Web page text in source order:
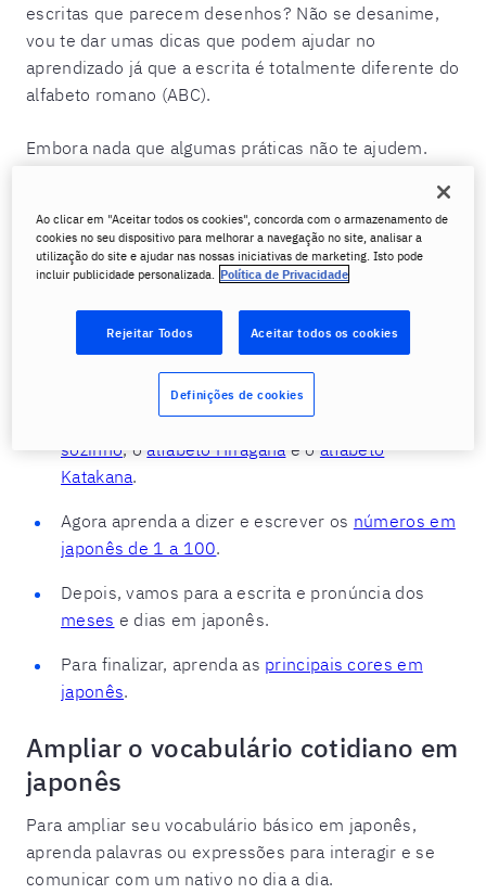
escritas que parecem desenhos? Não se desanime,
vou te dar umas dicas que podem ajudar no
aprendizado já que a escrita é totalmente diferente do
alfabeto romano (ABC).
Embora nada que algumas práticas não te ajudem.
hiragana’ ’ (primeira escrita para treinar, usada para
escrever palavras japonesas), ‘’katakana’’ (a segunda
a aprender, é usada para escrever palavras
estrangeiras como ‘’karê’’) e ‘’kanji’’ (última ser
aprendida para encurtar as palavras escritas em
Comece aprendendo oalfabeto em japonês
sozinho, oalfabeto Hiragana e o alfabeto
Katakana.
Agora aprenda a dizer e escrever os números em
japonês de 1 a 100.
Depois, vamos para a escrita e pronúncia dos
meses e dias em japonês.
Para finalizar, aprenda as principais cores em
japonês.
Ampliar o vocabulário cotidiano em
japonês
Para ampliar seu vocabulário básico em japonês,
aprenda palavras ou expressões para interagir e se
comunicar com um nativo no dia a dia.
Ao clicar em "Aceitar todos os cookies", concorda com o armazenamento de
cookies no seu dispositivo para melhorar a navegação no site, analisar a
utilização do site e ajudar nas nossas iniciativas de marketing. Isto pode
incluir publicidade personalizada.
Política de Privacidade
Rejeitar Todos Aceitar todos os cookies
Definições de cookies